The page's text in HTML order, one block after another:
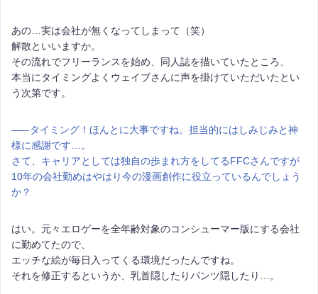
あの…実は会社が無くなってしまって（笑）
解散といいますか。
その流れでフリーランスを始め、同人誌を描いていたところ、
本当にタイミングよくウェイブさんに声を掛けていただいたとい
う次第です。
――タイミング！ほんとに大事ですね。担当的にはしみじみと神
様に感謝です…。
さて、キャリアとしては独自の歩まれ方をしてるFFCさんですが
10年の会社勤めはやはり今の漫画創作に役立っているんでしょう
か？
はい。元々エロゲーを全年齢対象のコンシューマー版にする会社
に勤めてたので、
エッチな絵が毎日入ってくる環境だったんですね。
それを修正するというか、乳首隠したりパンツ隠したり…。